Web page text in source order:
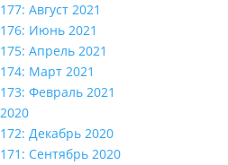
177: Август 2021
176: Июнь 2021
175: Апрель 2021
174: Март 2021
173: Февраль 2021
2020
172: Декабрь 2020
171: Сентябрь 2020